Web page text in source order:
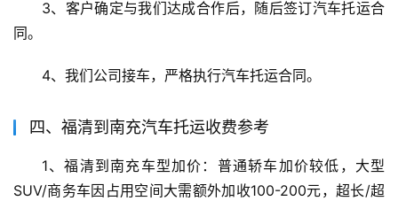
3、客户确定与我们达成合作后，随后签订汽车托运合
同。
4、我们公司接车，严格执行汽车托运合同。
四、福清到南充汽车托运收费参考
1、福清到南充车型加价：普通轿车加价较低，大型
SUV/商务车因占用空间大需额外加收100-200元，超长/超